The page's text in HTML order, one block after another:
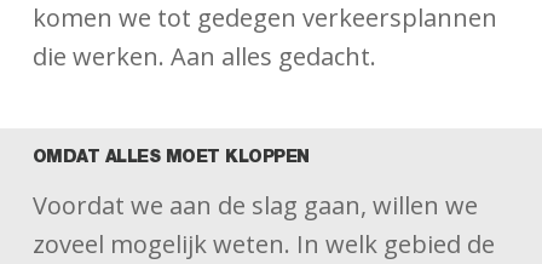
komen we tot gedegen verkeersplannen
die werken. Aan alles gedacht.
OMDAT ALLES MOET KLOPPEN
Voordat we aan de slag gaan, willen we
zoveel mogelijk weten. In welk gebied de